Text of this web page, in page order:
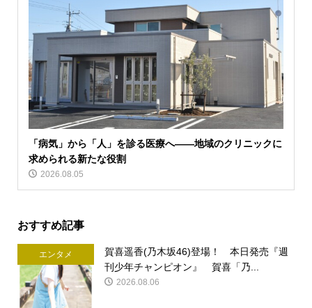
「病気」から「人」を診る医療へ――地域のクリニックに
求められる新たな役割
2026.08.05
おすすめ記事
エンタメ
賀喜遥香(乃木坂46)登場！ 本日発売『週
刊少年チャンピオン』 賀喜「乃...
2026.08.06